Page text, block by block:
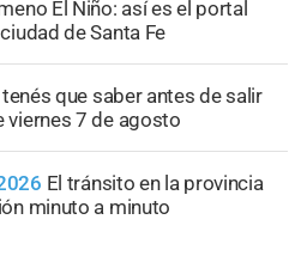
El Niño: así es el portal
de Santa Fe
que saber antes de salir
viernes 7 de agosto
El tránsito en la provincia
minuto a minuto